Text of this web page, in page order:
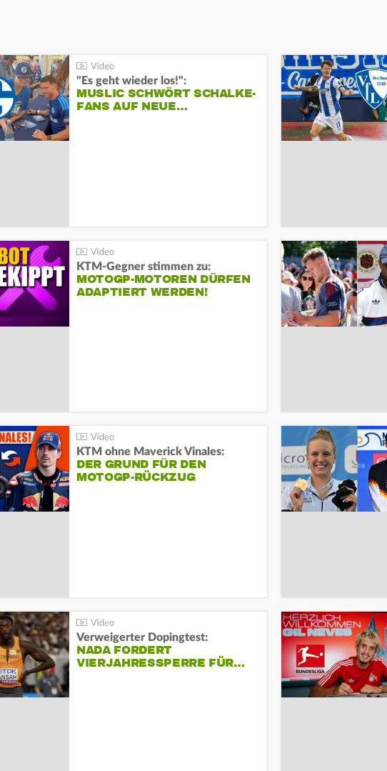
"Es geht wieder los!":
MUSLIC SCHWÖRT SCHALKE-
FANS AUF NEUE…
KTM-Gegner stimmen zu:
MOTOGP-MOTOREN DÜRFEN
ADAPTIERT WERDEN!
KTM ohne Maverick Vinales:
DER GRUND FÜR DEN
MOTOGP-RÜCKZUG
Verweigerter Dopingtest:
NADA FORDERT
VIERJAHRESSPERRE FÜR…